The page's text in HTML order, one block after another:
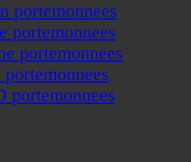
portemonnees
portemonnees
portemonnees
portemonnees